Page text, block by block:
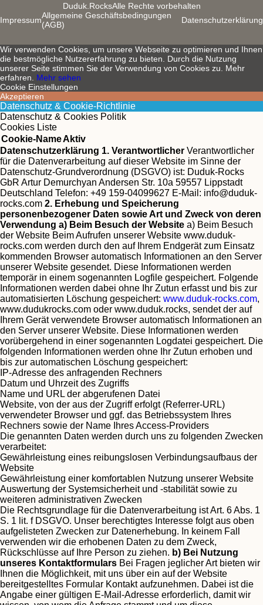
Duduk.RocksAlle Rechte vorbehalten
ImpressumAllgemeine Geschäftsbedingungen
(AGB)
Datenschutzerklärung
Wir verwenden Cookies, um unsere Webseite zu optimieren und Ihnen
die bestmögliche Nutzererfahrung zu bieten. Durch die Nutzung
unserer Seite stimmen Sie der Verwendung von Cookies zu. Mehr
erfahren. Mehr sehen
Cookie Einstellungen
Akzeptieren
Datenschutz & Cookie-Richtlinie
Datenschutz & Cookies Politik
Cookies Liste
Cookie-NameAktiv
Datenschutzerklärung 1. Verantwortlicher Verantwortlicher
für die Datenverarbeitung auf dieser Website im Sinne der
Datenschutz-Grundverordnung (DSGVO) ist: Duduk-Rocks
GbR Artur Demurchyan Andersen Str. 10a 59557 Lippstadt
Deutschland Telefon: +49 159-04099627 E-Mail: info@duduk-
rocks.com 2. Erhebung und Speicherung
personenbezogener Daten sowie Art und Zweck von deren
Verwendung a) Beim Besuch der Website a) Beim Besuch
der Website Beim Aufrufen unserer Website www.duduk-
rocks.com werden durch den auf Ihrem Endgerät zum Einsatz
kommenden Browser automatisch Informationen an den Server
unserer Website gesendet. Diese Informationen werden
temporär in einem sogenannten Logfile gespeichert. Folgende
Informationen werden dabei ohne Ihr Zutun erfasst und bis zur
automatisierten Löschung gespeichert: www.duduk-rocks.com,
www.dudukrocks.com oder www.duduk.rocks, sendet der auf
Ihrem Gerät verwendete Browser automatisch Informationen an
den Server unserer Website. Diese Informationen werden
vorübergehend in einer sogenannten Logdatei gespeichert. Die
folgenden Informationen werden ohne Ihr Zutun erhoben und
bis zur automatischen Löschung gespeichert:
IP-Adresse des anfragenden Rechners
Datum und Uhrzeit des Zugriffs
Name und URL der abgerufenen Datei
Website, von der aus der Zugriff erfolgt (Referrer-URL)
verwendeter Browser und ggf. das Betriebssystem Ihres
Rechners sowie der Name Ihres Access-Providers
Die genannten Daten werden durch uns zu folgenden Zwecken
verarbeitet:
Gewährleistung eines reibungslosen Verbindungsaufbaus der
Website
Gewährleistung einer komfortablen Nutzung unserer Website
Auswertung der Systemsicherheit und -stabilität sowie zu
weiteren administrativen Zwecken
Die Rechtsgrundlage für die Datenverarbeitung ist Art. 6 Abs. 1
S. 1 lit. f DSGVO. Unser berechtigtes Interesse folgt aus oben
aufgelisteten Zwecken zur Datenerhebung. In keinem Fall
verwenden wir die erhobenen Daten zu dem Zweck,
Rückschlüsse auf Ihre Person zu ziehen. b) Bei Nutzung
unseres Kontaktformulars Bei Fragen jeglicher Art bieten wir
Ihnen die Möglichkeit, mit uns über ein auf der Website
bereitgestelltes Formular Kontakt aufzunehmen. Dabei ist die
Angabe einer gültigen E-Mail-Adresse erforderlich, damit wir